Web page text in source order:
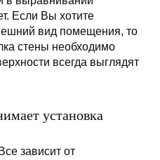
Если Вы хотите
вид помещения, то
стены необходимо
всегда выглядят
установка
зависит от